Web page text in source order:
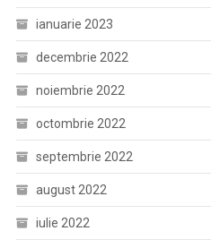
ianuarie 2023
decembrie 2022
noiembrie 2022
octombrie 2022
septembrie 2022
august 2022
iulie 2022